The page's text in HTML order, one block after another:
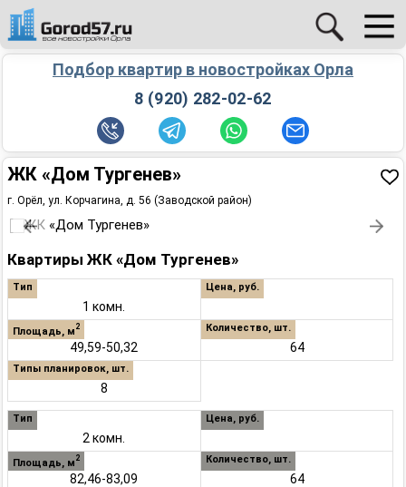
Подбор квартир в новостройках Орла
8 (920) 282-02-62
ЖК «Дом Тургенев»
г. Орёл, ул. Корчагина, д. 56 (Заводской район)
Квартиры ЖК «Дом Тургенев»
Тип
1 комн.
Цена, руб.
Площадь, м 2
49,59-50,32
Количество, шт.
64
Типы планировок, шт.
8
Тип
2 комн.
Цена, руб.
Площадь, м 2
82,46-83,09
Количество, шт.
64